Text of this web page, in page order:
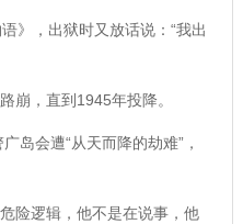
》，出狱时又放话说：“我出
崩，直到1945年投降。
岛会遭“从天而降的劫难”，
险逻辑，他不是在说事，他